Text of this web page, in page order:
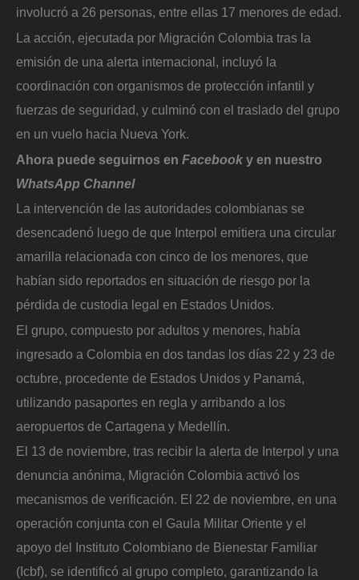
involucró a 26 personas, entre ellas 17 menores de edad.
La acción, ejecutada por Migración Colombia tras la
emisión de una alerta internacional, incluyó la
coordinación con organismos de protección infantil y
fuerzas de seguridad, y culminó con el traslado del grupo
en un vuelo hacia Nueva York.
Ahora puede seguirnos en Facebook y en nuestro
WhatsApp Channel
La intervención de las autoridades colombianas se
desencadenó luego de que Interpol emitiera una circular
amarilla relacionada con cinco de los menores, que
habían sido reportados en situación de riesgo por la
pérdida de custodia legal en Estados Unidos.
El grupo, compuesto por adultos y menores, había
ingresado a Colombia en dos tandas los días 22 y 23 de
octubre, procedente de Estados Unidos y Panamá,
utilizando pasaportes en regla y arribando a los
aeropuertos de Cartagena y Medellín.
El 13 de noviembre, tras recibir la alerta de Interpol y una
denuncia anónima, Migración Colombia activó los
mecanismos de verificación. El 22 de noviembre, en una
operación conjunta con el Gaula Militar Oriente y el
apoyo del Instituto Colombiano de Bienestar Familiar
(Icbf), se identificó al grupo completo, garantizando la